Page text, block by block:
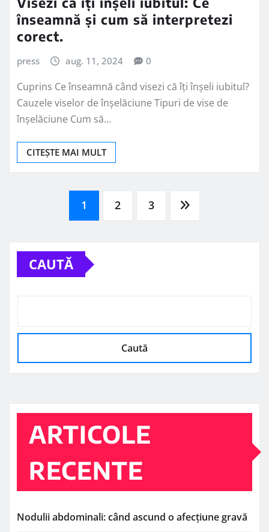
înseamnă și cum să interpretezi
corect.
press aug. 11, 2024 0
Cuprins Ce înseamnă când visezi că îți înșeli iubitul?
Cauzele viselor de înșelăciune Tipuri de vise de
înșelăciune Cum să…
CITEȘTE MAI MULT
Paginație
articole
1 2 3
CAUTĂ
Caută
ARTICOLE
RECENTE
Nodulii abdominali: când ascund o afecțiune gravă